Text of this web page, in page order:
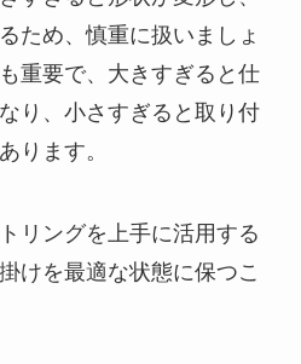
ため、慎重に扱いましょ
重要で、大きすぎると仕
り、小さすぎると取り付
ります。
リングを上手に活用する
けを最適な状態に保つこ